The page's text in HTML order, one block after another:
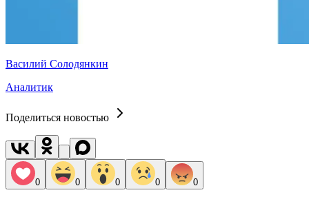
Василий Солодянкин
Аналитик
Поделиться новостью
0 0 0 0 0